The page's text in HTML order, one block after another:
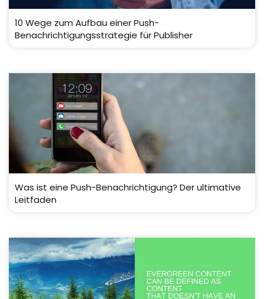
10 Wege zum Aufbau einer Push-
Benachrichtigungsstrategie für Publisher
Was ist eine Push-Benachrichtigung? Der ultimative
Leitfaden